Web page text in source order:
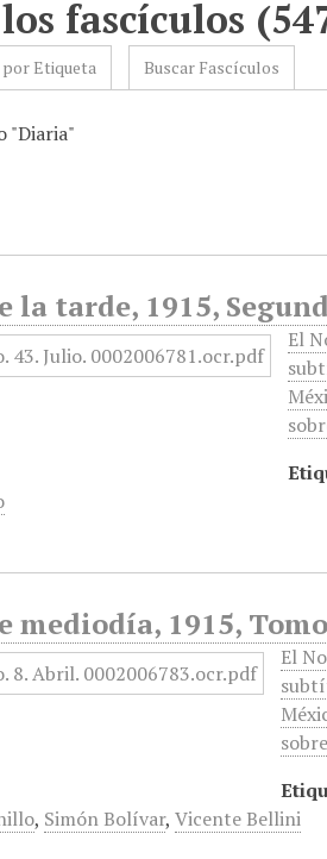
fascículos
Etiqueta Buscar Fascículos
"Diaria"
tarde, 1915,
El
mediodía, 1915,
El
, Simón Bolívar,Vicente Bellini